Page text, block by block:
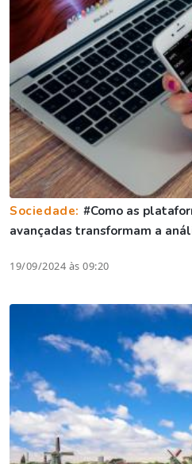
Sociedade: #Como as
avançadas transformam a
19/09/2024 às 09:20